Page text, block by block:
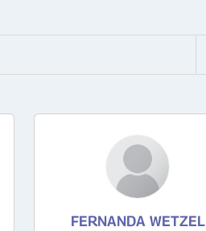
FERNANDA WETZEL